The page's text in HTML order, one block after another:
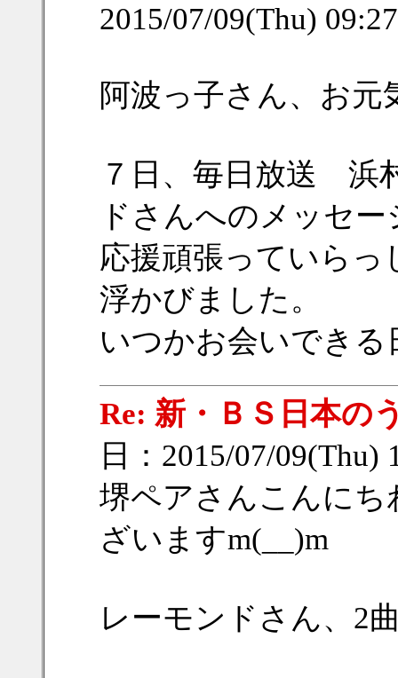
2015/07/09(Thu)
阿波っ子さん、お元
７日、毎日放送 浜
ドさんへのメッセ
応援頑張っていら
浮かびました。
いつかお会いでき
Re: 新・ＢＳ日本の
日：2015/07/
堺ペアさんこんに
ざいますm(__)m
レーモンドさん、2